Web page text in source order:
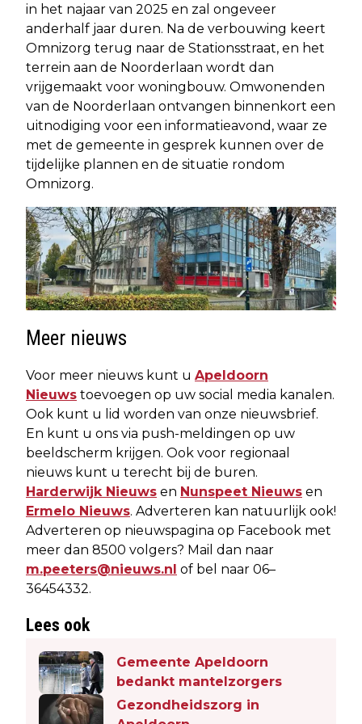
in het najaar van 2025 en zal ongeveer
anderhalf jaar duren. Na de verbouwing keert
Omnizorg terug naar de Stationsstraat, en het
terrein aan de Noorderlaan wordt dan
vrijgemaakt voor woningbouw. Omwonenden
van de Noorderlaan ontvangen binnenkort een
uitnodiging voor een informatieavond, waar ze
met de gemeente in gesprek kunnen over de
tijdelijke plannen en de situatie rondom
Omnizorg.
Meer nieuws
Voor meer nieuws kunt u Apeldoorn
Nieuws toevoegen op uw social media kanalen.
Ook kunt u lid worden van onze nieuwsbrief.
En kunt u ons via push-meldingen op uw
beeldscherm krijgen. Ook voor regionaal
nieuws kunt u terecht bij de buren.
Harderwijk Nieuws en Nunspeet Nieuws en
Ermelo Nieuws. Adverteren kan natuurlijk ook!
Adverteren op nieuwspagina op Facebook met
meer dan 8500 volgers? Mail dan naar
m.peeters@nieuws.nl of bel naar 06–
36454332.
Lees ook
Gemeente Apeldoorn
bedankt mantelzorgers
Gezondheidszorg in